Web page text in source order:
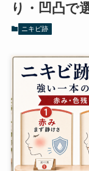
り・凹凸で
ニキビ跡